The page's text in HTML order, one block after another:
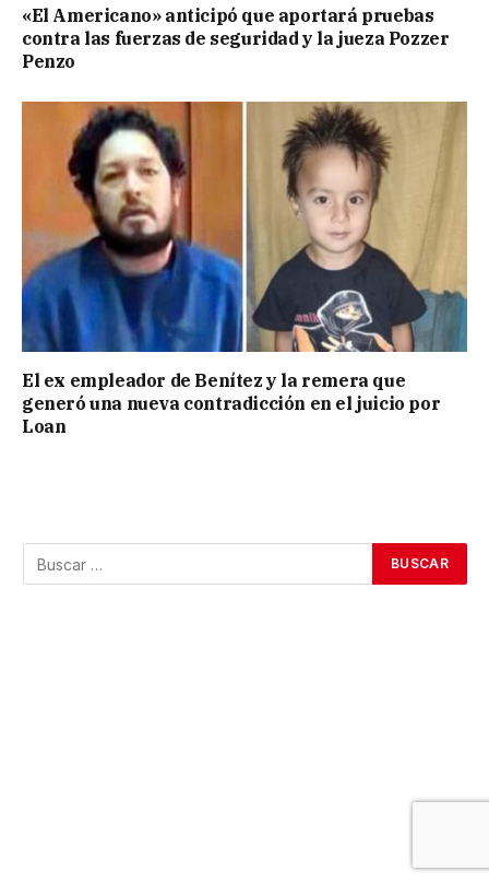
«El Americano» anticipó que aportará pruebas
contra las fuerzas de seguridad y la jueza Pozzer
Penzo
El ex empleador de Benítez y la remera que
generó una nueva contradicción en el juicio por
Loan